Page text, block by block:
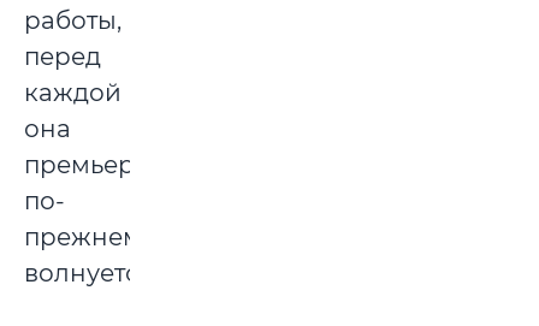
работы,
перед
каждой
она
премьерой
по-
прежнему
волнуется.